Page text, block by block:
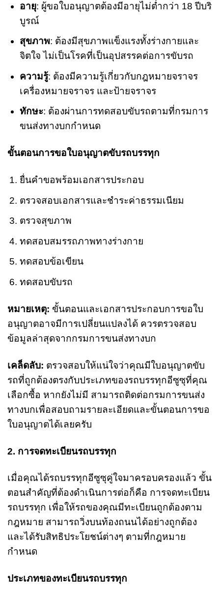
อายุ: ผู้ขอใบอนุญาตต้องมีอายุไม่ต่ำกว่า 18 ปีบริ
บูรณ์
สุขภาพ: ต้องมีสุขภาพแข็งแรงทั้งร่างกายและ
จิตใจ ไม่เป็นโรคที่เป็นอุปสรรคต่อการขับรถ
ความรู้: ต้องมีความรู้เกี่ยวกับกฎหมายจราจร
เครื่องหมายจราจร และป้ายจราจร
ทักษะ: ต้องผ่านการทดสอบขับรถตามที่กรมการ
ขนส่งทางบกกำหนด
ขั้นตอนการขอใบอนุญาตขับรถบรรทุก
ยื่นคำขอพร้อมเอกสารประกอบ
ตรวจสอบเอกสารและชำระค่าธรรมเนียม
ตรวจสุขภาพ
ทดสอบสมรรถภาพทางร่างกาย
ทดสอบข้อเขียน
ทดสอบขับรถ
หมายเหตุ: ขั้นตอนและเอกสารประกอบการขอใบ
อนุญาตอาจมีการเปลี่ยนแปลงได้ ควรตรวจสอบ
ข้อมูลล่าสุดจากกรมการขนส่งทางบก
เคล็ดลับ: ตรวจสอบให้แน่ใจว่าคุณมีใบอนุญาตขับ
รถที่ถูกต้องตรงกับประเภทของรถบรรทุกอีซูซุที่คุณ
เลือกซื้อ หากยังไม่มี สามารถติดต่อกรมการขนส่ง
ทางบกเพื่อสอบถามรายละเอียดและขั้นตอนการขอ
ใบอนุญาตได้เลยครับ
2. การจดทะเบียนรถบรรทุก
เมื่อคุณได้รถบรรทุกอีซูซุคู่ใจมาครอบครองแล้ว ขั้น
ตอนสำคัญที่ต้องดำเนินการต่อก็คือ การจดทะเบียน
รถบรรทุก เพื่อให้รถของคุณมีทะเบียนถูกต้องตาม
กฎหมาย สามารถวิ่งบนท้องถนนได้อย่างถูกต้อง
และได้รับสิทธิประโยชน์ต่างๆ ตามที่กฎหมาย
กำหนด
ประเภทของทะเบียนรถบรรทุก